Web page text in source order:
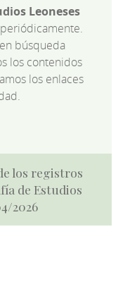
Leoneses
búsqueda
los contenidos
los enlaces
los registros
de Estudios
2026